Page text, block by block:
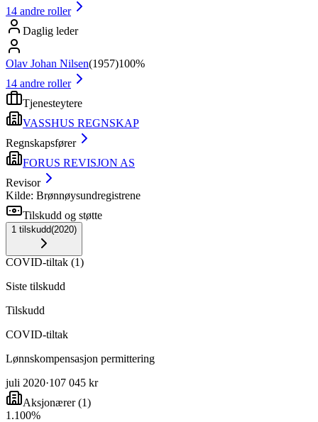
14 andre roller
Daglig leder
Olav Johan Nilsen(1957)100%
14 andre roller
Tjenesteytere
VASSHUS REGNSKAP
Regnskapsfører
FORUS REVISJON AS
Revisor
Kilde: Brønnøysundregistrene
Tilskudd og støtte
1 tilskudd(2020)
COVID-tiltak (1)
Siste tilskudd
Tilskudd
COVID-tiltak
Lønnskompensasjon permittering
juli 2020·107 045 kr
Aksjonærer(1)
1 .100%